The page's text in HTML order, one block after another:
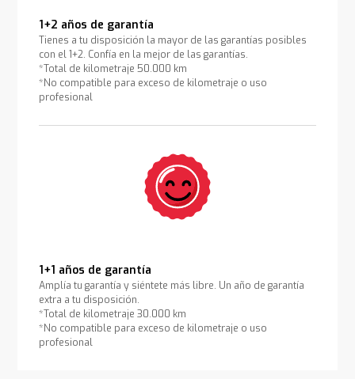
1+2 años de garantía
Tienes a tu disposición la mayor de las garantías posibles
con el 1+2. Confía en la mejor de las garantías.
*Total de kilometraje 50.000 km
*No compatible para exceso de kilometraje o uso
profesional
1+1 años de garantía
Amplía tu garantía y siéntete más libre. Un año de garantía
extra a tu disposición.
*Total de kilometraje 30.000 km
*No compatible para exceso de kilometraje o uso
profesional